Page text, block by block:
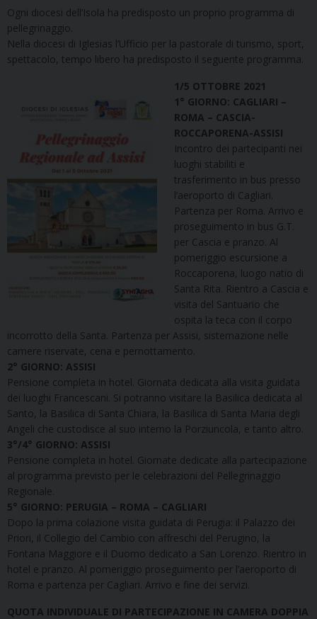
Ogni diocesi dell’Isola ha predisposto un proprio programma di
pellegrinaggio.
Nella diocesi di Iglesias l’Ufficio per la pastorale di turismo, sport,
spettacolo, tempo libero ha predisposto il seguente programma.
1/5 OTTOBRE 2021
1° GIORNO: CAGLIARI –
ROMA – CASCIA-
ROCCAPORENA-ASSISI
Incontro dei partecipanti nei
luoghi stabiliti e
trasferimento in bus presso
l’aeroporto di Cagliari.
Partenza per Roma. Arrivo e
proseguimento in bus G.T.
per Cascia e pranzo. Al
pomeriggio escursione a
Roccaporena, luogo natio di
Santa Rita. Rientro a Cascia e
visita del Santuario che
ospita la teca con il corpo
incorrotto della Santa. Partenza per Assisi, sistemazione nelle
camere riservate, cena e pernottamento.
2° GIORNO: ASSISI
Pensione completa in hotel. Giornata dedicata alla visita guidata
dei luoghi Francescani. Si potranno visitare la Basilica dedicata al
Santo, la Basilica di Santa Chiara, la Basilica di Santa Maria degli
Angeli che custodisce al suo interno la Porziuncola, e tanto altro.
3°/4° GIORNO: ASSISI
Pensione completa in hotel. Giornate dedicate alla partecipazione
al programma previsto per le celebrazioni del Pellegrinaggio
Regionale.
5° GIORNO: PERUGIA – ROMA – CAGLIARI
Dopo la prima colazione visita guidata di Perugia: il Palazzo dei
Priori, il Collegio del Cambio con affreschi del Perugino, la
Fontana Maggiore e il Duomo dedicato a San Lorenzo. Rientro in
hotel e pranzo. Al pomeriggio proseguimento per l’aeroporto di
Roma e partenza per Cagliari. Arrivo e fine dei servizi.
QUOTA INDIVIDUALE DI PARTECIPAZIONE IN CAMERA DOPPIA